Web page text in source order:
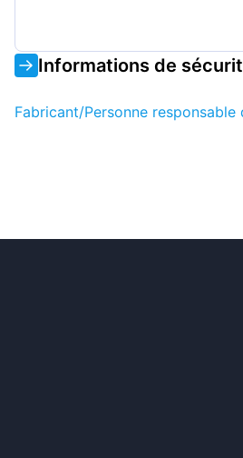
Informations de
Fabricant/Personne responsable